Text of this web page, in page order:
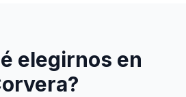
elegirnos en
?